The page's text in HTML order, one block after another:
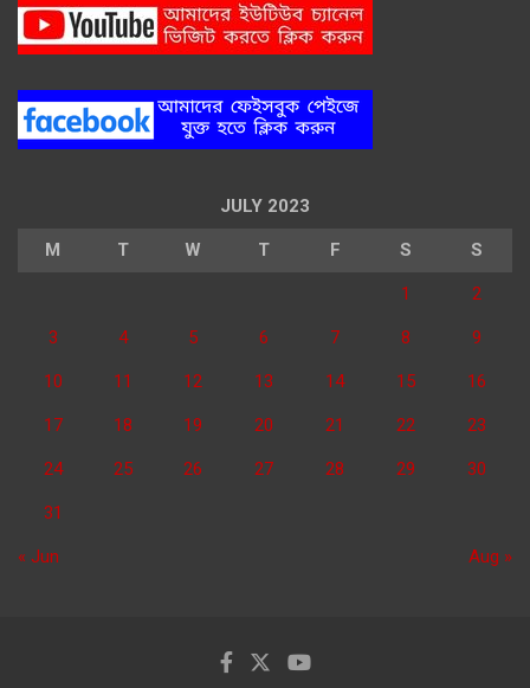
JULY 2023
M T W T F S S
1 2
3 4 5 6 7 8 9
10 11 12 13 14 15 16
17 18 19 20 21 22 23
24 25 26 27 28 29 30
31
« Jun Aug »